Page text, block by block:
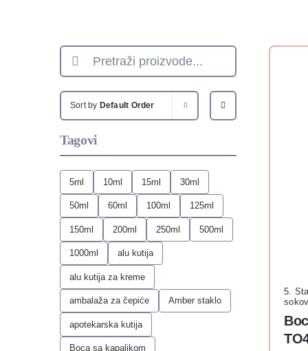
Search
for:
Sort by Default Order
Tagovi
5ml 10ml 15ml 30ml
50ml 60ml 100ml 125ml
150ml 200ml 250ml 500ml
1000ml alu kutija
alu kutija za kreme
ambalaža za čepiće Amber staklo
apotekarska kutija
Boca sa kapaljkom
5.